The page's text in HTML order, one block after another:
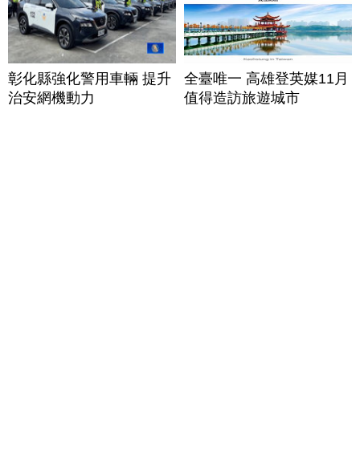
彰化縣強化警用車輛 提升
治安網機動力
全臺唯一 高雄登英媒11月
值得造訪旅遊城市